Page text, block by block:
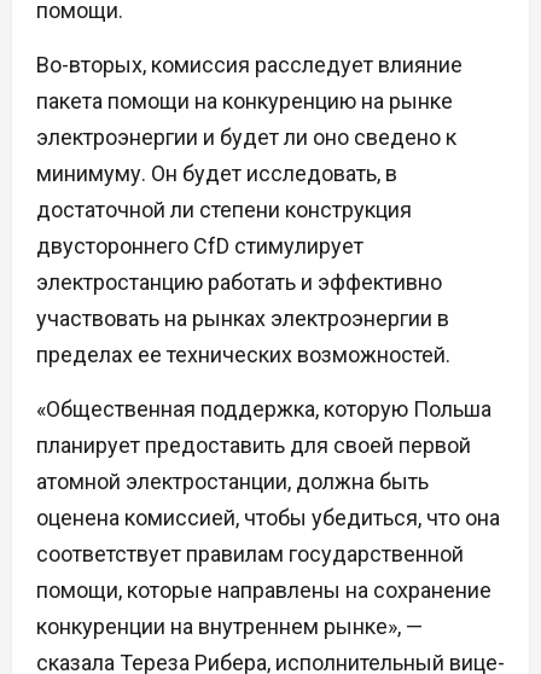
помощи.
Во-вторых, комиссия расследует влияние
пакета помощи на конкуренцию на рынке
электроэнергии и будет ли оно сведено к
минимуму. Он будет исследовать, в
достаточной ли степени конструкция
двустороннего CfD стимулирует
электростанцию работать и эффективно
участвовать на рынках электроэнергии в
пределах ее технических возможностей.
«Общественная поддержка, которую Польша
планирует предоставить для своей первой
атомной электростанции, должна быть
оценена комиссией, чтобы убедиться, что она
соответствует правилам государственной
помощи, которые направлены на сохранение
конкуренции на внутреннем рынке», —
сказала Тереза Рибера, исполнительный вице-